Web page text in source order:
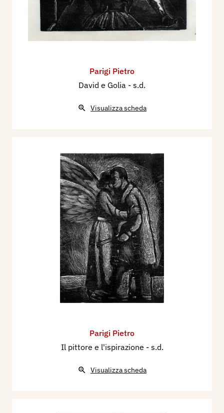
Parigi Pietro
David e Golia - s.d.
Visualizza scheda
Parigi Pietro
Il pittore e l'ispirazione - s.d.
Visualizza scheda